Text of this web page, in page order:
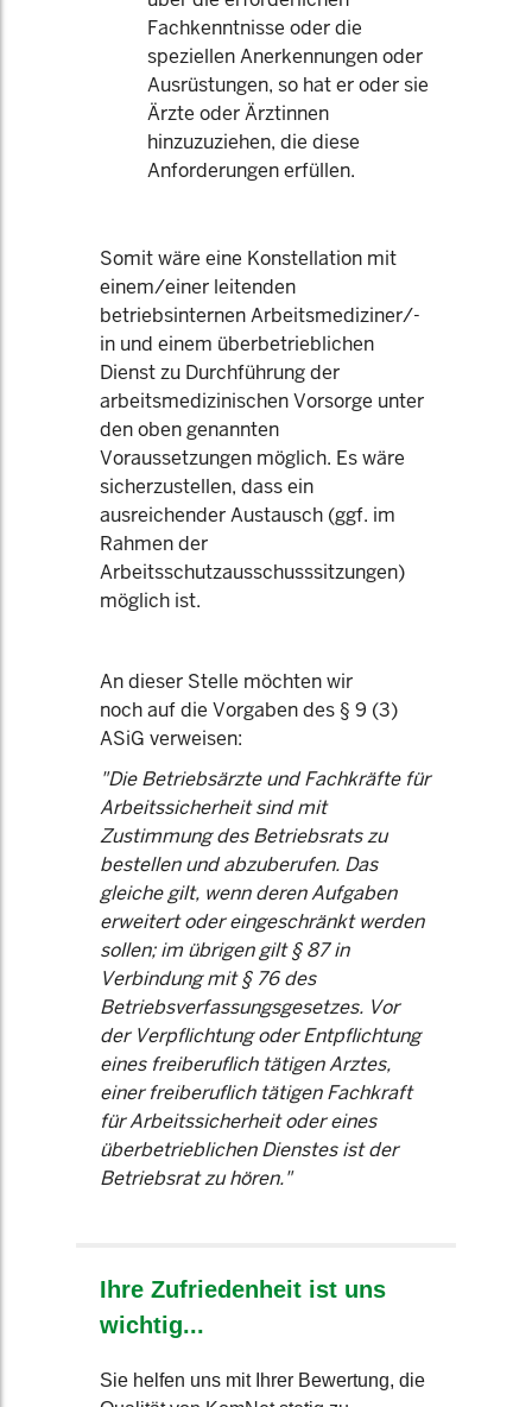
Fachkenntnisse oder die
speziellen Anerkennungen oder
Ausrüstungen, so hat er oder sie
Ärzte oder Ärztinnen
hinzuzuziehen, die diese
Anforderungen erfüllen.
Somit wäre eine Konstellation mit
einem/einer leitenden
betriebsinternen Arbeitsmediziner/-
in und einem überbetrieblichen
Dienst zu Durchführung der
arbeitsmedizinischen Vorsorge unter
den oben genannten
Voraussetzungen möglich. Es wäre
sicherzustellen, dass ein
ausreichender Austausch (ggf. im
Rahmen der
Arbeitsschutzausschusssitzungen)
möglich ist.
An dieser Stelle möchten wir
noch auf die Vorgaben des § 9 (3)
ASiG verweisen:
"Die Betriebsärzte und Fachkräfte für
Arbeitssicherheit sind mit
Zustimmung des Betriebsrats zu
bestellen und abzuberufen. Das
gleiche gilt, wenn deren Aufgaben
erweitert oder eingeschränkt werden
sollen; im übrigen gilt § 87 in
Verbindung mit § 76 des
Betriebsverfassungsgesetzes. Vor
der Verpflichtung oder Entpflichtung
eines freiberuflich tätigen Arztes,
einer freiberuflich tätigen Fachkraft
für Arbeitssicherheit oder eines
überbetrieblichen Dienstes ist der
Betriebsrat zu hören."